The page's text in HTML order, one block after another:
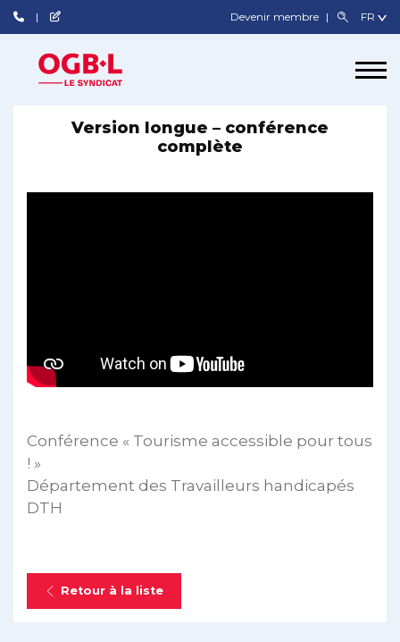
Devenir membre
Version longue – conférence
complète
Conférence « Tourisme accessible pour tous
! »
Département des Travailleurs handicapés
DTH
Retour à la liste